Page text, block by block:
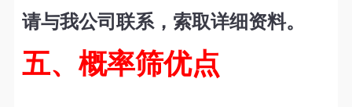
请与我公司联系，索取详细资料。
五、概率筛优点